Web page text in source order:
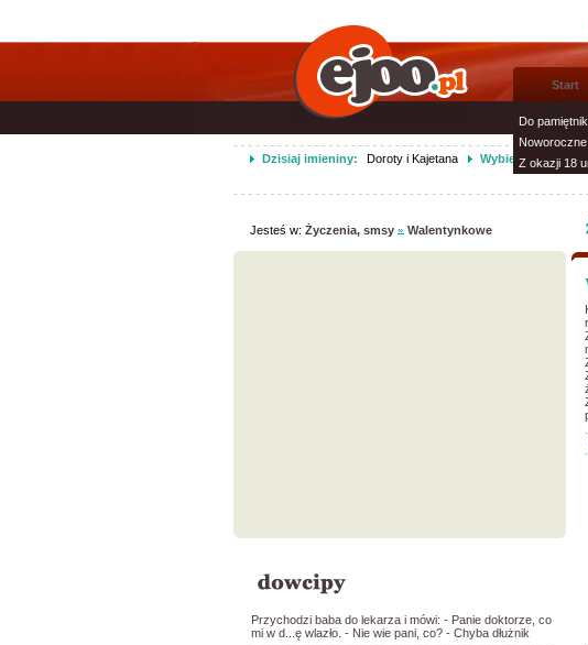
Start
Do
Noworoczne
Z okazji 18
Dzisiaj imieniny: Doroty i Kajetana Wybierz życzenia
Jesteś w: Życzenia, smsy Walentynkowe
Przychodzi baba do lekarza i mówi: - Panie doktorze, co
mi w d...ę wlazło. - Nie wie pani, co? - Chyba dłużnik